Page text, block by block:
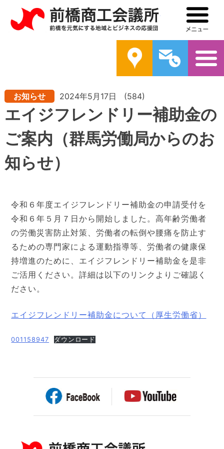
前橋商工会議所メ
お知らせ 2024年5月17日 (584)
エイジフレンドリー補助金の
ご案内（群馬労働局からのお
知らせ）
令和６年度エイジフレンドリー補助金の申請受付を
令和６年５月７日から開始しました。高年齢労働者
の労働災害防止対策、労働者の転倒や腰痛を防止す
るための専門家による運動指導等、労働者の健康保
持増進のために、エイジフレンドリー補助金を是非
ご活用ください。詳細は以下のリンクよりご確認く
ださい。
エイジフレンドリー補助金について（厚生労働省）
001158947 ダウンロード